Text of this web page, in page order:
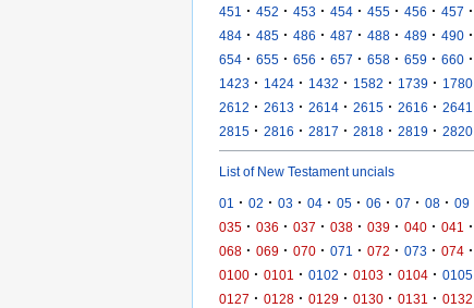
451 · 452 · 453 · 454 · 455 · 456 · 457 ·
484 · 485 · 486 · 487 · 488 · 489 · 490 ·
654 · 655 · 656 · 657 · 658 · 659 · 660 ·
1423 · 1424 · 1432 · 1582 · 1739 · 1780
2612 · 2613 · 2614 · 2615 · 2616 · 2641
2815 · 2816 · 2817 · 2818 · 2819 · 2820
List of New Testament uncials
01 · 02 · 03 · 04 · 05 · 06 · 07 · 08 · 09
035 · 036 · 037 · 038 · 039 · 040 · 041 ·
068 · 069 · 070 · 071 · 072 · 073 · 074 ·
0100 · 0101 · 0102 · 0103 · 0104 · 0105
0127 · 0128 · 0129 · 0130 · 0131 · 0132